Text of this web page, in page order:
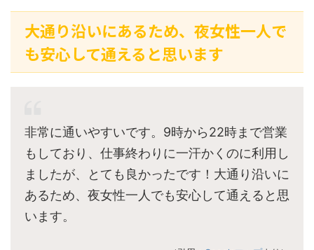
大通り沿いにあるため、夜女性一人で
も安心して通えると思います
非常に通いやすいです。9時から22時まで営業
もしており、仕事終わりに一汗かくのに利用し
ましたが、とても良かったです！大通り沿いに
あるため、夜女性一人でも安心して通えると思
います。